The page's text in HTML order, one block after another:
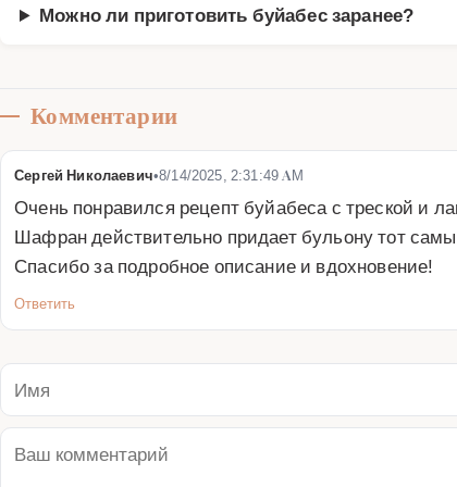
Можно ли приготовить буйабес заранее?
Комментарии
Сергей Николаевич•8/14/2025, 2:31:49 AM
Очень понравился рецепт буйабеса с треской и
Шафран действительно придает бульону тот
Спасибо за подробное описание и вдохновение!
Ответить